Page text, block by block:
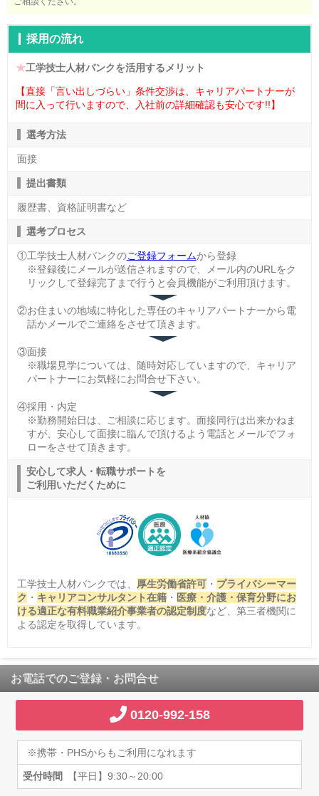
採用の流れ
★工学技士人材バンクを活用するメリット
【直接「言い出しづらい」条件交渉は、キャリアパートナーが
間に入って行いますので、入社前の詳細確認も安心です!!】
選考方法
面接
提出書類
履歴書、資格証明書など
選考プロセス
①工学技士人材バンクのご登録フォームから登録
※登録後にメールが送信されますので、メール内のURLをク
リックして登録完了まで行うと会員機能がご利用頂けます。
②お住まいの地域に特化した専任のキャリアパートナーから電
話かメールでご連絡をさせて頂きます。
③面接
※職場見学については、随時対応していますので、キャリア
パートナーにお気軽にお問合せ下さい。
④採用・内定
※勤務開始日は、ご相談に応じます。面接同行は出来かねま
すが、安心して面接に臨んで頂けるよう電話とメールでフォ
ローをさせて頂きます。
安心して求人・転職サポートを
ご利用いただくために
工学技士人材バンクでは、 厚生労働省許可・ プライバシーマー
ク ・ キャリアコンサルタント在籍・ 医療・介護・保育分野にお
ける適正な有料職業紹介事業者の認定制度など、第三者機関に
よる認定を取得しています。
お電話でのご登録・お問合せ
0120-992-158
※携帯・PHSからもご利用になれます
受付時間 【平日】9:30～20:00